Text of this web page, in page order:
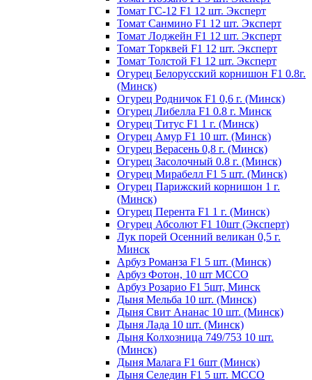
Томат ГС-12 F1 12 шт. Эксперт
Томат Санмино F1 12 шт. Эксперт
Томат Лоджейн F1 12 шт. Эксперт
Томат Торквей F1 12 шт. Эксперт
Томат Толстой F1 12 шт. Эксперт
Огурец Белорусский корнишон F1 0.8г.
(Минск)
Огурец Родничок F1 0,6 г. (Минск)
Огурец Либелла F1 0.8 г. Минск
Огурец Титус F1 1 г. (Минск)
Огурец Амур F1 10 шт. (Минск)
Огурец Верасень 0,8 г. (Минск)
Огурец Засолочный 0.8 г. (Минск)
Огурец Мирабелл F1 5 шт. (Минск)
Огурец Парижский корнишон 1 г.
(Минск)
Огурец Перента F1 1 г. (Минск)
Огурец Абсолют F1 10шт (Эксперт)
Лук порей Осенний великан 0,5 г.
Минск
Арбуз Романза F1 5 шт. (Минск)
Арбуз Фотон, 10 шт МССО
Арбуз Розарио F1 5шт, Минск
Дыня Мельба 10 шт. (Минск)
Дыня Свит Ананас 10 шт. (Минск)
Дыня Лада 10 шт. (Минск)
Дыня Колхозница 749/753 10 шт.
(Минск)
Дыня Малага F1 6шт (Минск)
Дыня Селедин F1 5 шт. МССО